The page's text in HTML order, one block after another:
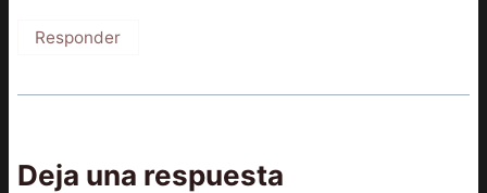
Responder
Deja una respuesta